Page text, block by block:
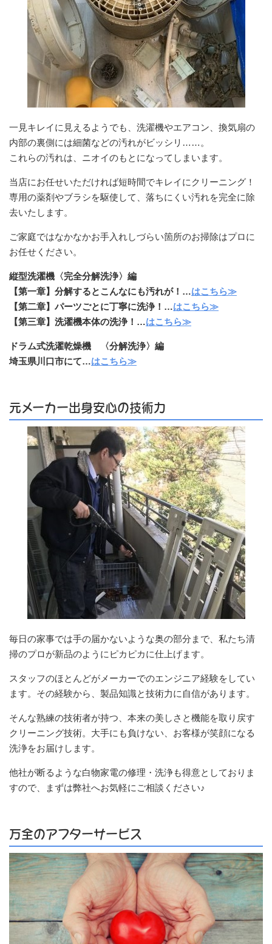
一見キレイに見えるようでも、洗濯機やエアコン、換気扇の
内部の裏側には細菌などの汚れがビッシリ……。
これらの汚れは、ニオイのもとになってしまいます。
当店にお任せいただければ短時間でキレイにクリーニング！
専用の薬剤やブラシを駆使して、落ちにくい汚れを完全に除
去いたします。
ご家庭ではなかなかお手入れしづらい箇所のお掃除はプロに
お任せください。
縦型洗濯機〈完全分解洗浄〉編
【第一章】分解するとこんなにも汚れが！…はこちら≫
【第二章】パーツごとに丁寧に洗浄！…はこちら≫
【第三章】洗濯機本体の洗浄！…はこちら≫
ドラム式洗濯乾燥機 〈分解洗浄〉編
埼玉県川口市にて…はこちら≫
元メーカー出身安心の技術力
毎日の家事では手の届かないような奥の部分まで、私たち清
掃のプロが新品のようにピカピカに仕上げます。
スタッフのほとんどがメーカーでのエンジニア経験をしてい
ます。その経験から、製品知識と技術力に自信があります。
そんな熟練の技術者が持つ、本来の美しさと機能を取り戻す
クリーニング技術。大手にも負けない、お客様が笑顔になる
洗浄をお届けします。
他社が断るような白物家電の修理・洗浄も得意としておりま
すので、まずは弊社へお気軽にご相談ください♪
万全のアフターサービス